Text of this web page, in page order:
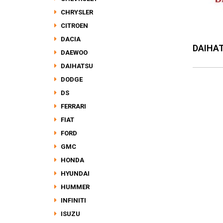
CHRYSLER
CITROEN
DACIA
DAEWOO
DAIHATSU
DODGE
DS
FERRARI
FIAT
FORD
GMC
HONDA
HYUNDAI
HUMMER
INFINITI
ISUZU